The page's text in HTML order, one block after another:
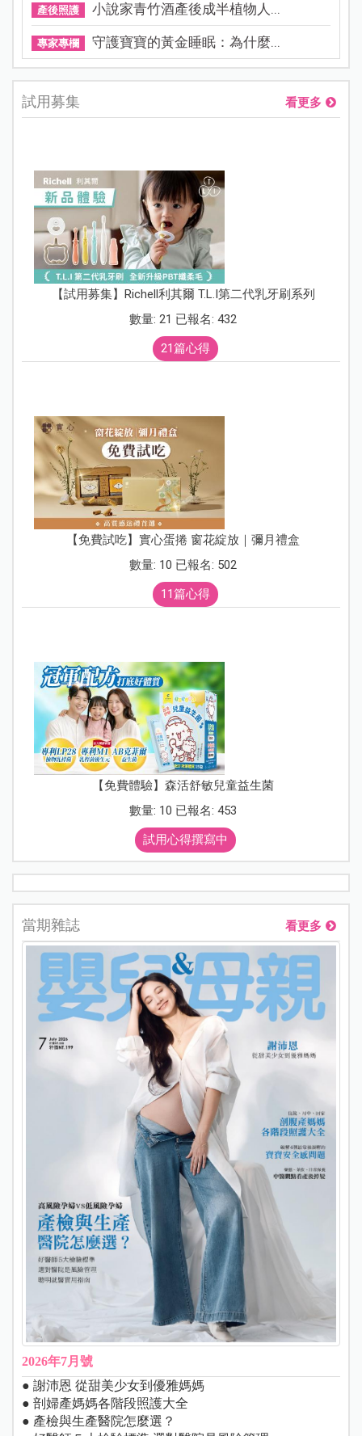
產後照護 小說家青竹酒產後成半植物人...
專家專欄 守護寶寶的黃金睡眠：為什麼...
試用募集 看更多
【試用募集】Richell利其爾 T.L.I第二代乳牙刷系列
數量: 21 已報名: 432
21篇心得
【免費試吃】實心蛋捲 窗花綻放｜彌月禮盒
數量: 10 已報名: 502
11篇心得
【免費體驗】森活舒敏兒童益生菌
數量: 10 已報名: 453
試用心得撰寫中
當期雜誌 看更多
2026年7月號
● 謝沛恩 從甜美少女到優雅媽媽
● 剖婦產媽媽各階段照護大全
● 產檢與生產醫院怎麼選？